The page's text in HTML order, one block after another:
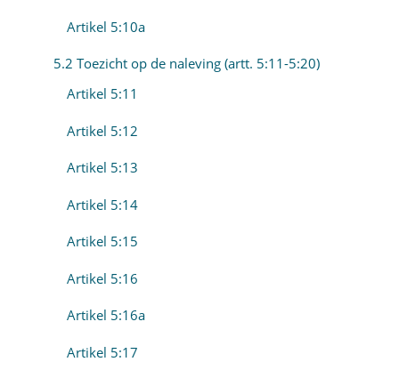
Artikel 5:10a
5.2 Toezicht op de naleving (artt. 5:11-5:20)
Artikel 5:11
Artikel 5:12
Artikel 5:13
Artikel 5:14
Artikel 5:15
Artikel 5:16
Artikel 5:16a
Artikel 5:17